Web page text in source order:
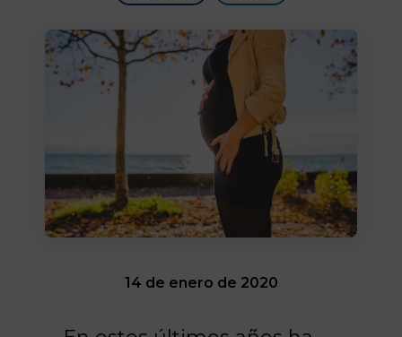
14 de enero de 2020